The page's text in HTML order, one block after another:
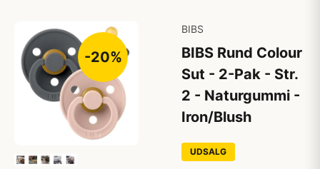
-20%
BIBS
BIBS Rund Colour
Sut - 2-Pak - Str.
2 - Naturgummi -
Iron/Blush
UDSALG